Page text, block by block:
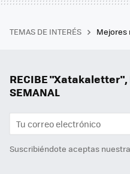
TEMAS DE INTERÉS Mejores
RECIBE "Xatakaletter",
SEMANAL
Suscribiéndote aceptas nuestra